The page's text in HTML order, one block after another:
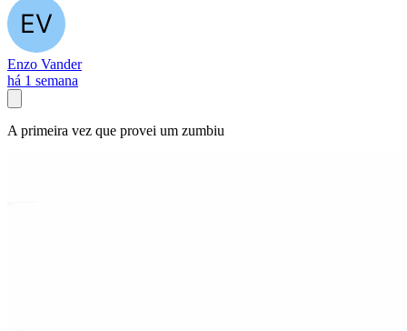
Enzo Vander
há 1 semana
A primeira vez que provei um zumbiu